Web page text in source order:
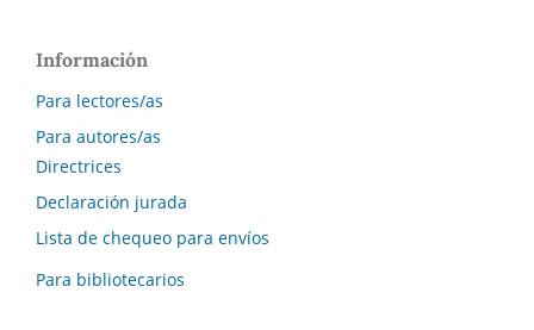
Información
Para lectores/as
Para autores/as
Directrices
Declaración jurada
Lista de chequeo para envíos
Para bibliotecarios